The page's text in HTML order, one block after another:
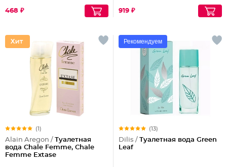
468 ₽ 919 ₽
(1)
Alain Aregon / Туалетная
вода Chale Femme, Chale
Femme Extase
Рекомендуем
(13)
Dilis / Туалетная вода Green
Leaf